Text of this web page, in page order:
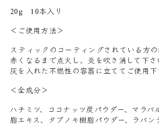
20g 10本入り
＜ご使用方法＞
スティックのコーティングされている方
赤くなるまで点火し、炎を吹き消して下さ
灰を入れた不燃性の容器に立ててご使用下
＜全成分＞
ハチミツ、ココナッツ炭パウダー、マラ
脂エキス、タブノキ樹脂パウダー、ラバ